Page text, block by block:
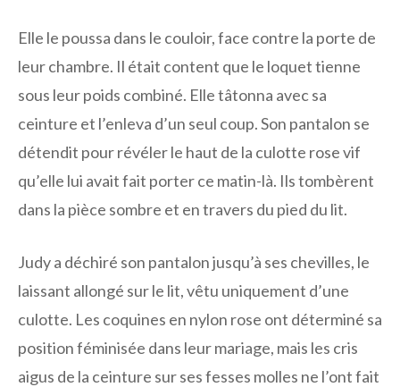
Elle le poussa dans le couloir, face contre la porte de
leur chambre. Il était content que le loquet tienne
sous leur poids combiné. Elle tâtonna avec sa
ceinture et l’enleva d’un seul coup. Son pantalon se
détendit pour révéler le haut de la culotte rose vif
qu’elle lui avait fait porter ce matin-là. Ils tombèrent
dans la pièce sombre et en travers du pied du lit.
Judy a déchiré son pantalon jusqu’à ses chevilles, le
laissant allongé sur le lit, vêtu uniquement d’une
culotte. Les coquines en nylon rose ont déterminé sa
position féminisée dans leur mariage, mais les cris
aigus de la ceinture sur ses fesses molles ne l’ont fait